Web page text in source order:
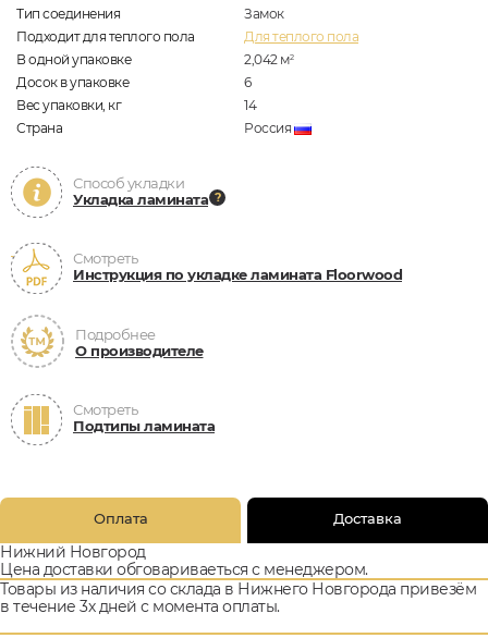
Тип соединения
Замок
Подходит для теплого пола
Для теплого пола
В одной упаковке
2,042 м2
Досок в упаковке
6
Вес упаковки, кг
14
Страна
Россия
Способ укладки
Укладка ламината
Смотреть
Инструкция по укладке ламината Floorwood
Подробнее
О производителе
Смотреть
Подтипы ламината
Оплата Доставка
Нижний Новгород
Цена доставки обговариваеться с менеджером.
Товары из наличия со склада в Нижнего Новгорода привезём
в течение 3х дней с момента оплаты.